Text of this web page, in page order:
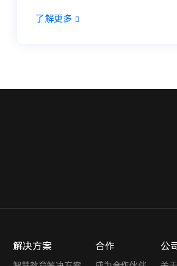
了解更多
解决方案 合作 公